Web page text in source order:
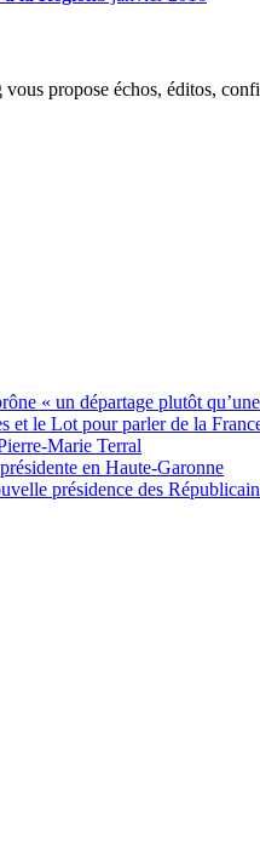
propose échos, éditos,
« un départage plutôt
et le Lot pour parler de la
Marie Terral
en Haute-Garonne
présidence des